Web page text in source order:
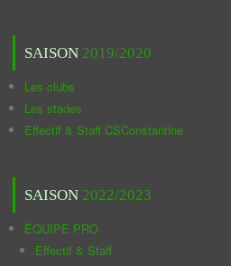
SAISON 2019/2020
Les clubs
Les stades
Effectif & Staff CSConstantine
SAISON 2022/2023
ÉQUIPE PRO
Effectif & Staff